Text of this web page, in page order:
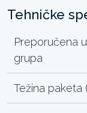
Tehničke
Preporučena
grupa
Težina paketa